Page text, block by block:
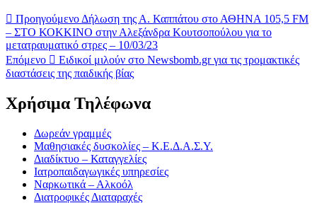
Προηγούμενο Δήλωση της Α. Καππάτου στο ΑΘΗΝΑ 105,5 FM
– ΣΤΟ ΚΟΚΚΙΝΟ στην Αλεξάνδρα Κουτσοπούλου για το
μετατραυματικό στρες – 10/03/23
Επόμενο
Ειδικοί μιλούν στο Newsbomb.gr για τις τρομακτικές
διαστάσεις της παιδικής βίας
Χρήσιμα Τηλέφωνα
Δωρεάν γραμμές
Μαθησιακές δυσκολίες – Κ.Ε.Δ.Α.Σ.Υ.
Διαδίκτυο – Καταγγελίες
Ιατροπαιδαγωγικές υπηρεσίες
Ναρκωτικά – Αλκοόλ
Διατροφικές Διαταραχές